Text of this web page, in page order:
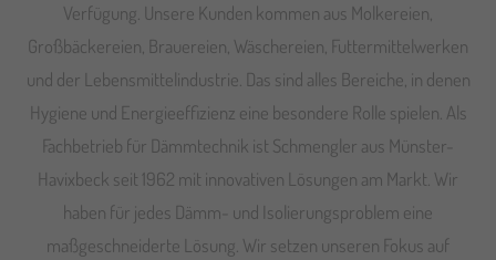
Verfügung. Unsere Kunden kommen aus Molkereien,
Großbäckereien, Brauereien, Wäschereien, Futtermittelwerken
und der Lebensmittelindustrie. Das sind alles Bereiche, in denen
Hygiene und Energieeffizienz eine besondere Rolle spielen. Als
Fachbetrieb für Dämmtechnik ist Schmengler aus Münster-
Havixbeck seit 1962 mit innovativen Lösungen am Markt. Wir
haben für jedes Dämm- und Isolierungsproblem eine
maßgeschneiderte Lösung. Wir setzen unseren Fokus auf